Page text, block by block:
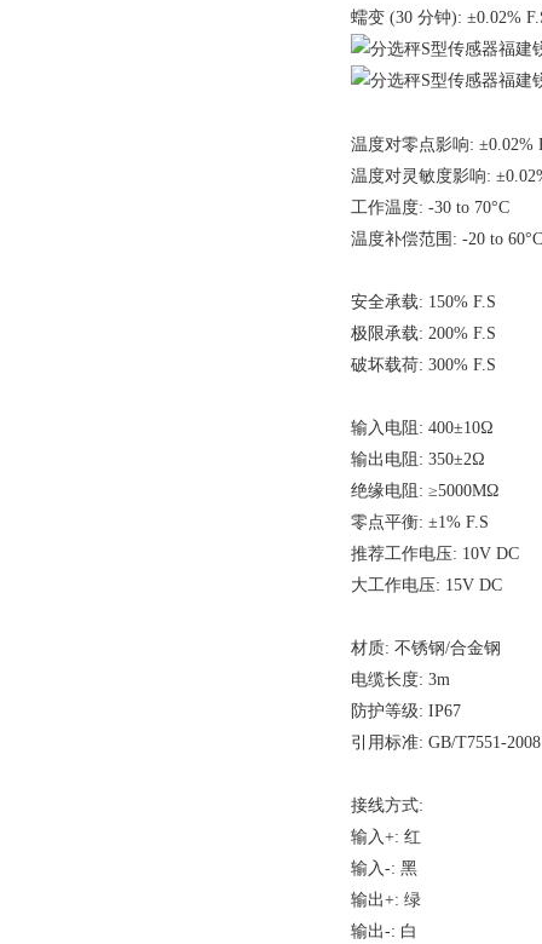
蠕变 (30 分钟): ±0.02%
温度对零点影响: ±0.02%
温度对灵敏度影响:
工作温度: -30 to 70°C
温度补偿范围: -20 to 60°C
安全承载: 150% F.S
极限承载: 200% F.S
破坏载荷: 300% F.S
输入电阻: 400±10Ω
输出电阻: 350±2Ω
绝缘电阻: ≥5000MΩ
零点平衡: ±1% F.S
推荐工作电压: 10V DC
大工作电压: 15V DC
材质: 不锈钢/合金钢
电缆长度: 3m
防护等级: IP67
引用标准: GB/T7551-
接线方式:
输入+: 红
输入-: 黑
输出+: 绿
输出-: 白